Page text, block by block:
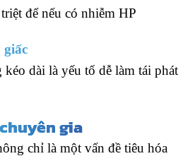
để nếu có nhiễm HP
giấc
dài là yếu tố dễ làm tái phát
gia
chỉ là một vấn đề tiêu hóa